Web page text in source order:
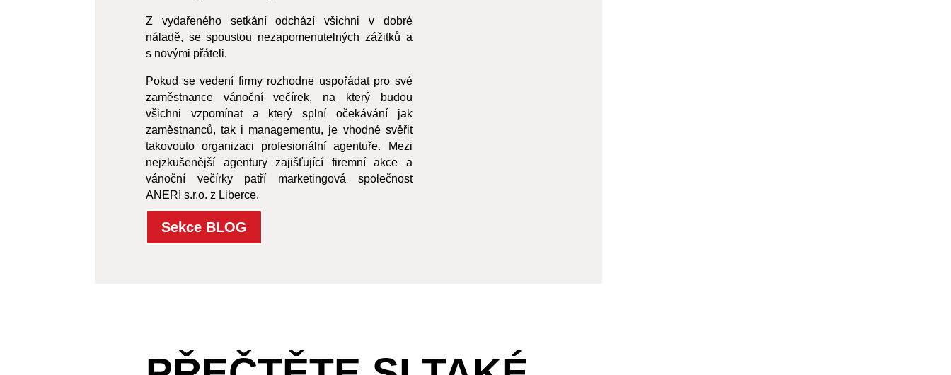
Z vydařeného setkání odchází všichni v dobré
náladě, se spoustou nezapomenutelných zážitků a
s novými přáteli.
Pokud se vedení firmy rozhodne uspořádat pro své
zaměstnance vánoční večírek, na který budou
všichni vzpomínat a který splní očekávání jak
zaměstnanců, tak i managementu, je vhodné svěřit
takovouto organizaci profesionální agentuře. Mezi
nejzkušenější agentury zajišťující firemní akce a
vánoční večírky patří marketingová společnost
ANERI s.r.o. z Liberce.
Sekce BLOG